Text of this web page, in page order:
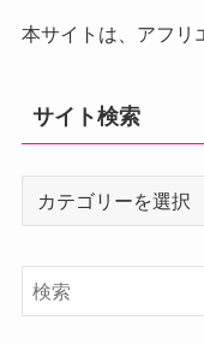
本サイトは、アフリ
サイト検索
検